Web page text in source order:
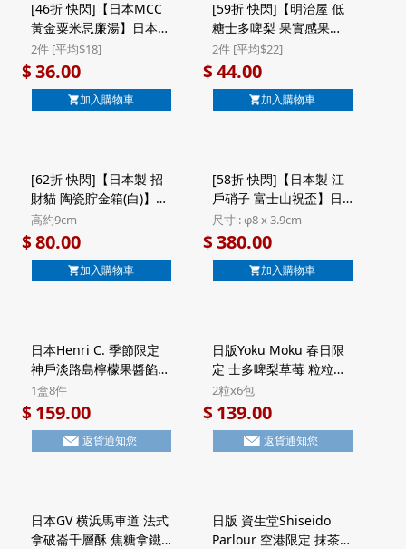
[46折 快閃]【日本MCC
黃金粟米忌廉湯】日本
Mcc Morning Soup 即
食濃湯 北海道產 黃金粟
米忌廉湯 1人前 160g
(451) ($36/2件)
2件 [平均$18]
$36.00
加入購物車
[59折 快閃]【明治屋 低
糖士多啤梨 果實感果
醬】日本 明治屋 低糖果
實感 士多啤梨果醬 160g
($44/2件)
2件 [平均$22]
$44.00
加入購物車
[62折 快閃]【日本製 招
財貓 陶瓷貯金箱(白)】日
本 日和雜貨 萬古燒 風水
まる福猫 招財貓 白色 日
本製 陶瓷錢罌貯金箱
高約9cm
$80.00
加入購物車
[58折 快閃]【日本製 江
戶硝子 富士山祝盃】日
版 江戶硝子 田島硝子 日
本製 富士山祝盃 藍色 玻
璃清酒杯 (工藝原木)
尺寸 : φ8 x 3.9cm
$380.00
加入購物車
日本Henri C. 季節限定
神戶淡路島檸檬果醬餡餅
法式Financier費南雪蛋
糕 禮盒 (1盒8件)【市集
世界 - 日本市集】
1盒8件
$159.00
返貨通知您
日版Yoku Moku 春日限
定 士多啤梨草莓 粒粒方
塊酥餅 禮盒 (2粒x6包)
【市集世界 - 日本市集】
2粒x6包
$139.00
返貨通知您
日本GV 横浜馬車道 法式
拿破崙千層酥 焦糖拿鐵
日版 資生堂Shiseido
Parlour 空港限定 抹茶朱